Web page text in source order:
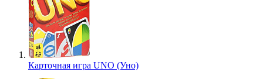
Карточная игра UNO (Уно)